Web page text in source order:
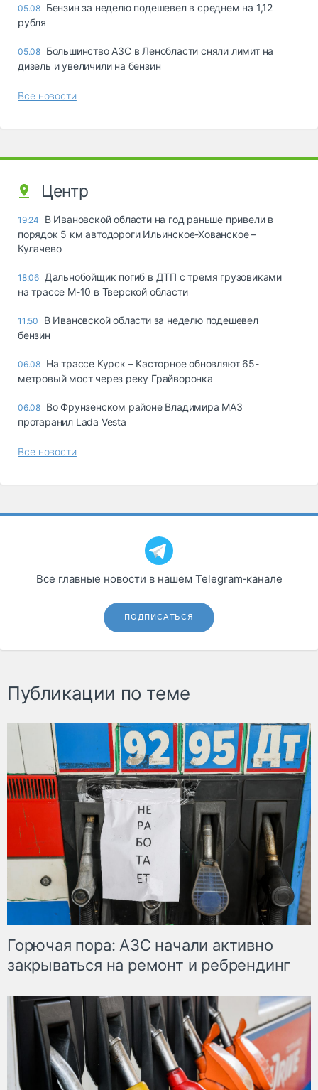
05.08 Бензин за неделю подешевел в среднем на 1,12
рубля
05.08 Большинство АЗС в Ленобласти сняли лимит на
дизель и увеличили на бензин
Все новости
Центр
19:24
В Ивановской области на год раньше привели в
порядок 5 км автодороги Ильинское-Хованское –
Кулачево
18:06 Дальнобойщик погиб в ДТП с тремя грузовиками
на трассе М-10 в Тверской области
11:50
В Ивановской области за неделю подешевел
бензин
06.08 На трассе Курск – Касторное обновляют 65-
метровый мост через реку Грайворонка
06.08 Во Фрунзенском районе Владимира МАЗ
протаранил Lada Vesta
Все новости
Все главные новости в нашем Telegram‑канале
ПОДПИСАТЬСЯ
Публикации по теме
Горючая пора: АЗС начали активно
закрываться на ремонт и ребрендинг